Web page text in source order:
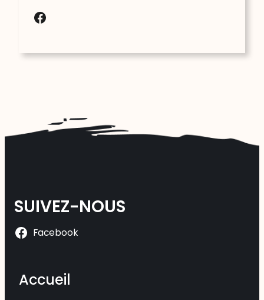
Facebook
SUIVEZ-NOUS
Facebook
Accueil